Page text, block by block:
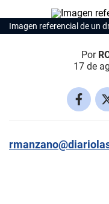
Imagen referencial de un
Por
17 de